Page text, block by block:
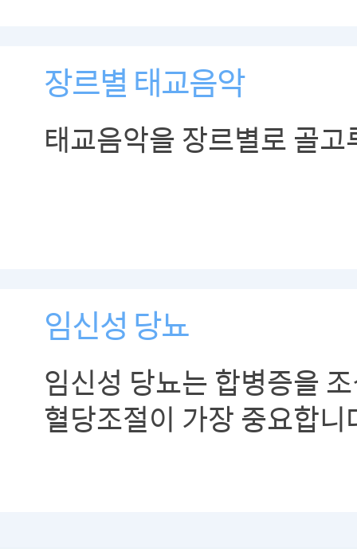
장르별 태교음악
태교음악을 장르별로 골
임신성 당뇨
임신성 당뇨는 합병증을
혈당조절이 가장 중요합니